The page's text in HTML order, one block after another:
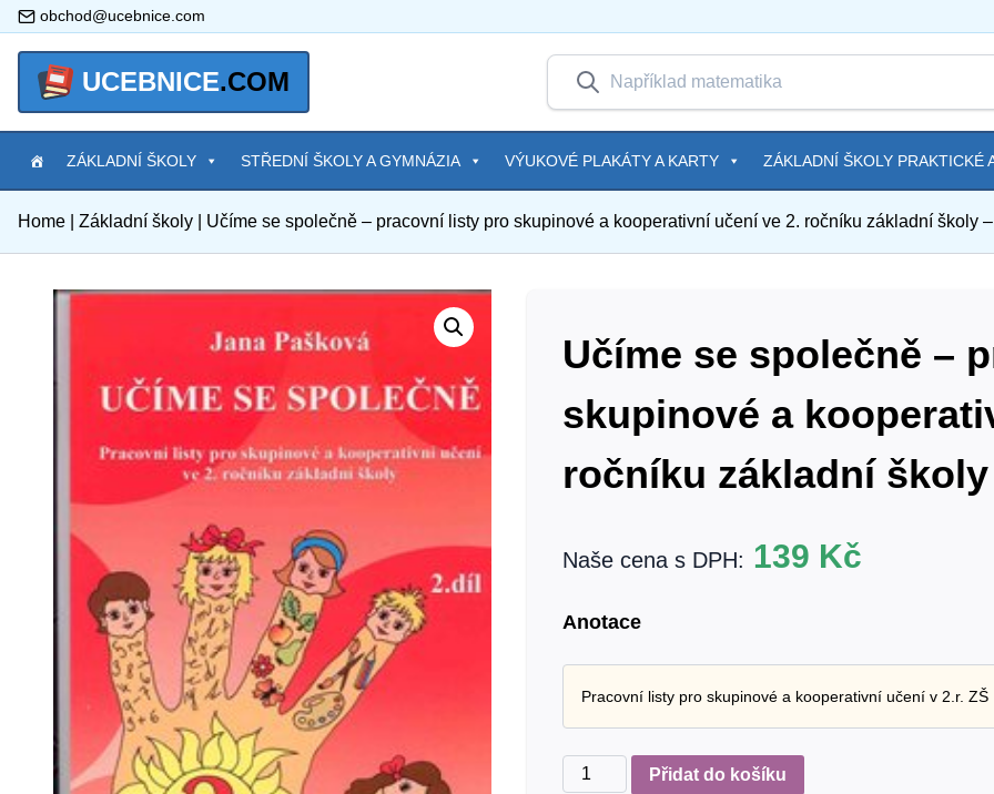
obchod@ucebnice.com
UCEBNICE.COM
ZÁKLADNÍ ŠKOLY STŘEDNÍ ŠKOLY A GYMNÁZIA VÝUKOVÉ PLAKÁTY A KARTY ZÁKLADNÍ ŠKOLY PRAKTICKÉ
Home Základní školy Učíme se společně – pracovní listy pro skupinové a kooperativní učení ve 2. ročníku základní školy
Učíme se společně –
skupinové a
ročníku základní
Naše cena s DPH: 139 Kč
Anotace
Pracovní listy pro skupinové a kooperativní učení v 2.r. ZŠ
Učíme
Přidat do košíku